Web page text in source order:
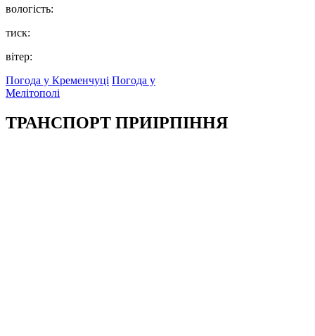
вологість:
тиск:
вітер:
Погода у Кременчуці Погода у
Мелітополі
ТРАНСПОРТ ПРИІРПІННЯ